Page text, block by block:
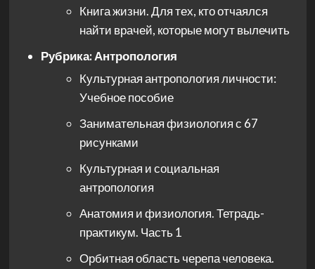
Книга жизни. Для тех, кто отчаялся
найти врачей, которые могут вылечить
Рубрика:Антропология
Культурная антропология личности:
Учебное пособие
Занимательная физиология с 67
рисунками
Культурная и социальная
антропология
Анатомия и физиология. Тетрадь-
практикум. Часть 1
Орбитная область черепа человека.